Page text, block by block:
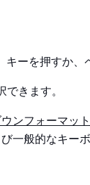
キーを押すか、
きます。
ンフォーマット
一般的なキー